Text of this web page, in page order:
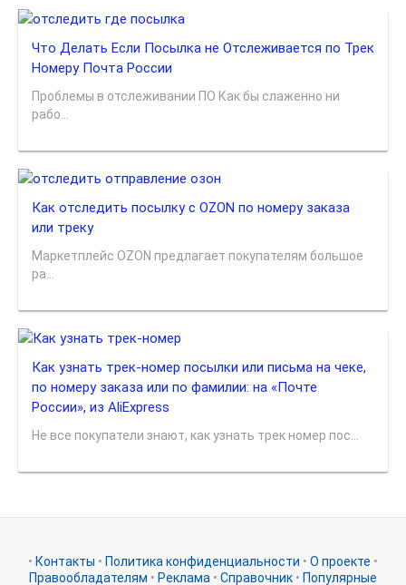
Что Делать Если Посылка не Отслеживается по Трек
Номеру Почта России
Проблемы в отслеживании ПО Как бы слаженно ни
рабо...
Как отследить посылку с OZON по номеру заказа
или треку
Маркетплейс OZON предлагает покупателям большое
ра...
Как узнать трек-номер посылки или письма на чеке,
по номеру заказа или по фамилии: на «Почте
России», из AliExpress
Не все покупатели знают, как узнать трек номер пос...
• Контакты • Политика конфиденциальности • О проекте •
Правообладателям • Реклама • Справочник • Популярные